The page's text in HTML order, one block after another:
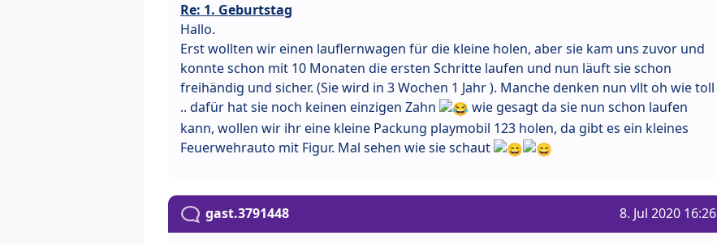
Re: 1. Geburtstag
Hallo.
Erst wollten wir einen lauflernwagen für die kleine holen, aber sie kam uns zuvor und
konnte schon mit 10 Monaten die ersten Schritte laufen und nun läuft sie schon
freihändig und sicher. (Sie wird in 3 Wochen 1 Jahr ). Manche denken nun vllt oh wie toll
.. dafür hat sie noch keinen einzigen Zahn
wie gesagt da sie nun schon laufen
kann, wollen wir ihr eine kleine Packung playmobil 123 holen, da gibt es ein kleines
Feuerwehrauto mit Figur. Mal sehen wie sie schaut
gast.3791448 8. Jul 2020 16:26